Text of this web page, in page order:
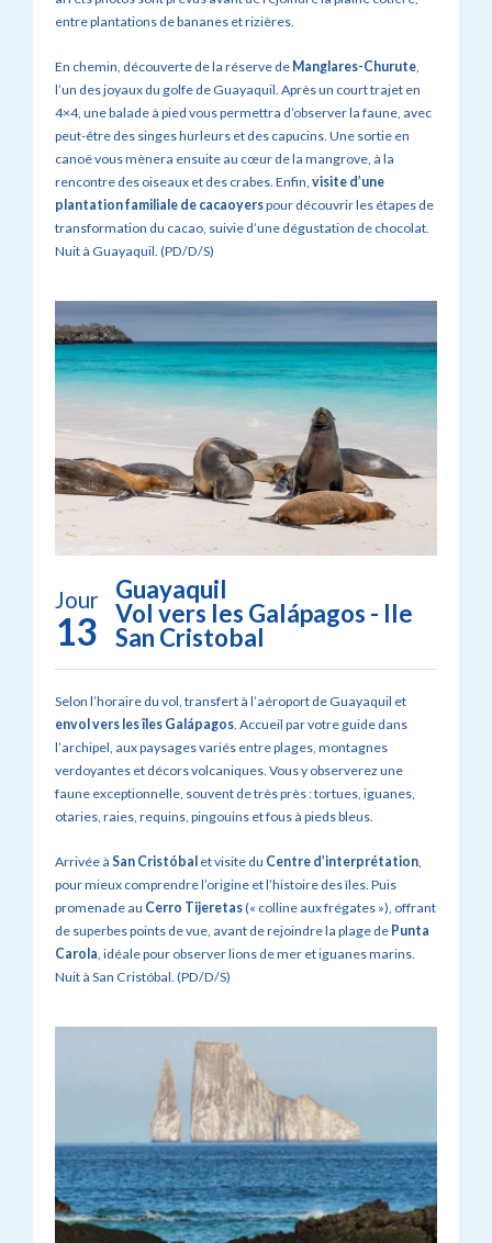
entre plantations de bananes et rizières.
En chemin, découverte de la réserve de Manglares-Churute,
l’un des joyaux du golfe de Guayaquil. Après un court trajet en
4×4, une balade à pied vous permettra d’observer la faune, avec
peut-être des singes hurleurs et des capucins. Une sortie en
canoë vous mènera ensuite au cœur de la mangrove, à la
rencontre des oiseaux et des crabes. Enfin, visite d’une
plantation familiale de cacaoyerspour découvrir les étapes de
transformation du cacao, suivie d’une dégustation de chocolat.
Nuit à Guayaquil. (PD/D/S)
Jour
13
Guayaquil
Vol vers les Galápagos - Ile
San Cristobal
Selon l’horaire du vol, transfert à l’aéroport de Guayaquil et
envol vers lesîles Galápagos. Accueil par votre guide dans
l’archipel, aux paysages variés entre plages, montagnes
verdoyantes et décors volcaniques. Vous y observerez une
faune exceptionnelle, souvent de très près : tortues, iguanes,
otaries, raies, requins, pingouins et fous à pieds bleus.
Arrivée à San Cristóbal et visite du Centre d’interprétation,
pour mieux comprendre l’origine et l’histoire des îles. Puis
promenade au Cerro Tijeretas(« colline aux frégates »), offrant
de superbes points de vue, avant de rejoindre la plage de Punta
Carola, idéale pour observer lions de mer et iguanes marins.
Nuit à San Cristóbal. (PD/D/S)